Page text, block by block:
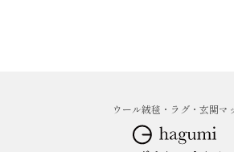
ウール絨毯・ラグ・玄関マ